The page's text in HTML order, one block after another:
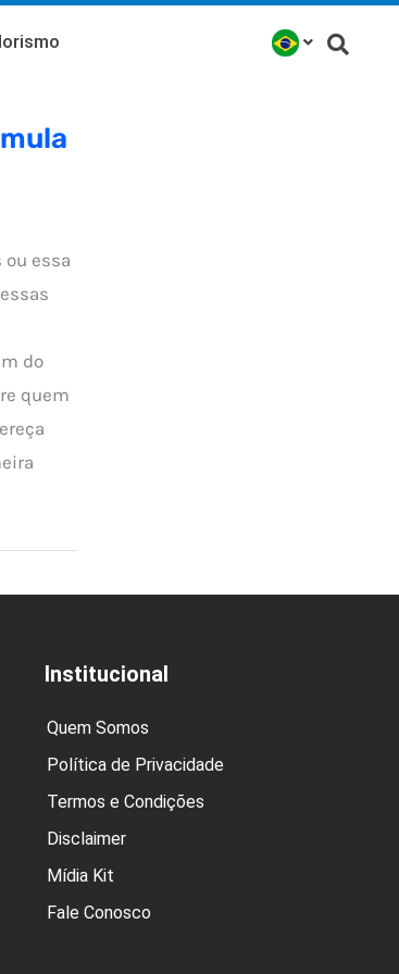
ou essa
do
quem
Institucional
Quem Somos
Política de Privacidade
Termos e Condições
Disclaimer
Mídia Kit
Fale Conosco